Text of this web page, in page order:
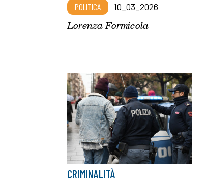
POLITICA 10_03_2026
Lorenza Formicola
CRIMINALITÀ